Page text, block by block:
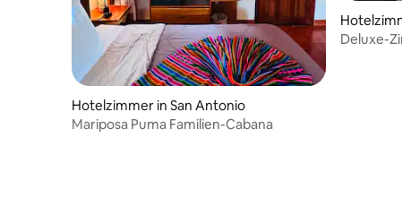
Hotelzimmer in San Antonio
Mariposa Puma Familien-Cabana
Deluxe-